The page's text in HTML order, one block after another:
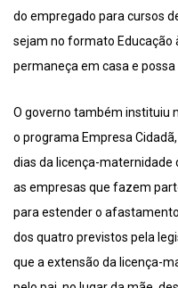
do empregado para cursos
sejam no formato Educação
permaneça em casa e
O governo também instituiu
o programa Empresa
dias da licença-maternidade
as empresas que fazem
para estender o
dos quatro previstos pela
que a extensão da licença-